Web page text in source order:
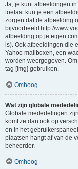
Ja, je kunt afbeeldingen
toelaat kun je een
zorgen dat de afbeelding
bijvoorbeeld http://
afbeelding op je eigen
is). Ook afbeeldingen die
Yahoo mailboxen, een
worden weergegeven.
tag [img] gebruiken.
Omhoog
Wat zijn globale
Globale mededelingen
komt ze dan ook op
en in het
plaatsen hangt af van de
beheerder.
Omhoog